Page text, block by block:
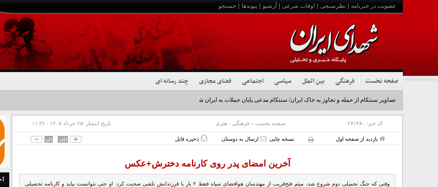
عضویت در خبرنامه نظرسنجی اوقات شرعی آرشیو پیوندها جستجو
صفحه نخست فرهنگی بین الملل سیاسی اجتماعی فضای مجازی چند رسانه ای
تصاویر سنتکام از حمله و تجاوز به خاک ایران/ سنتکام مدعی پایان حملات به ایران شد+فیلم
کد خبر: ۲۷۱۳۸۰ صفحه نخست »فرهنگی - هنری تاریخ انتشار: ۲۵ خرداد ۱۴۰۵ - ۱۱:۲۲
بازدید از صفحه اول نسخه چاپی ارسال به دوستان ذخیره فایل
آخرین امضای پدر روی کارنامه دخترش+عکس
وقتی که جنگ تحمیلی دوم شروع شد، میثم فتح‌قریب از مهندسان هوافضای سپاه فقط ۲ بار با فرزندانش تلفنی صحبت کرد. او حتی نتوانست بیاید و کارنامه تحصیلی